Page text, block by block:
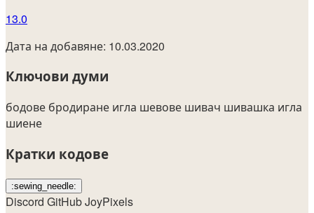
13.0
Дата на добавяне: 10.03.2020
Ключови думи
бодове бродиране игла шевове шивач шивашка игла
шиене
Кратки кодове
:sewing_needle:
Discord GitHubJoyPixels